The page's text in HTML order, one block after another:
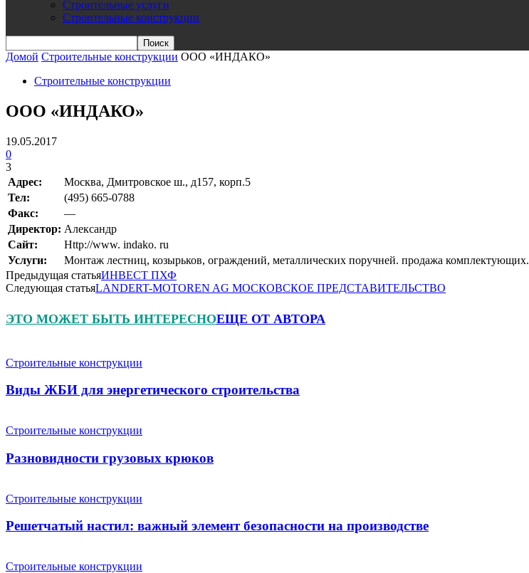
Строительные услуги
Строительные конструкции
Домой Строительные конструкции ООО «ИНДАКО»
Строительные конструкции
ООО «ИНДАКО»
19.05.2017
0
3
Адрес:
Москва, Дмитровское ш., д157, корп.5
Teл:
(495) 665-0788
Факс:
—
Директор: Александр
Сайт:
Http://www. indako. ru
Услуги:
Монтаж лестниц, козырьков, ограждений, металлических поручней. продажа комплектующих.
Предыдущая статьяИНВЕСТ ПХФ
Следующая статьяLANDERT-MOTOREN AG МОСКОВСКОЕ ПРЕДСТАВИТЕЛЬСТВО
ЭТО МОЖЕТ БЫТЬ ИНТЕРЕСНОЕЩЕ ОТ АВТОРА
Строительные конструкции
Виды ЖБИ для энергетического строительства
Строительные конструкции
Разновидности грузовых крюков
Строительные конструкции
Решетчатый настил: важный элемент безопасности на производстве
Строительные конструкции